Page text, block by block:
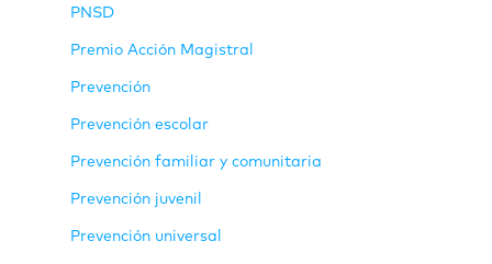
PNSD
Premio Acción Magistral
Prevención
Prevención escolar
Prevención familiar y comunitaria
Prevención juvenil
Prevención universal